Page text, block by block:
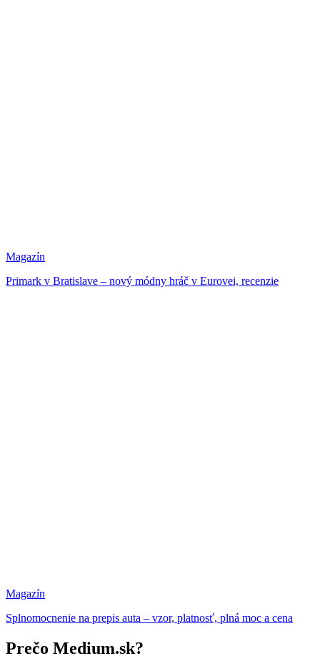
Magazín
Primark v Bratislave – nový módny hráč v Eurovei, recenzie
Magazín
Splnomocnenie na prepis auta – vzor, platnosť, plná moc a cena
Prečo Medium.sk?